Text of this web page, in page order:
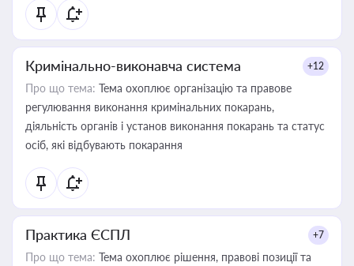
Кримінально-виконавча система +12
Про що тема: Тема охоплює організацію та правове
регулювання виконання кримінальних покарань,
діяльність органів і установ виконання покарань та статус
осіб, які відбувають покарання
Практика ЄСПЛ +7
Про що тема: Тема охоплює рішення, правові позиції та